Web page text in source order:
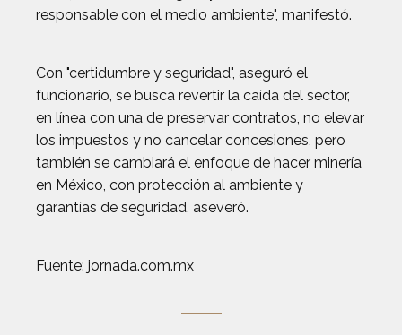
responsable con el medio ambiente", manifestó.
Con "certidumbre y seguridad", aseguró el
funcionario, se busca revertir la caída del sector,
en línea con una de preservar contratos, no elevar
los impuestos y no cancelar concesiones, pero
también se cambiará el enfoque de hacer minería
en México, con protección al ambiente y
garantías de seguridad, aseveró.
Fuente: jornada.com.mx